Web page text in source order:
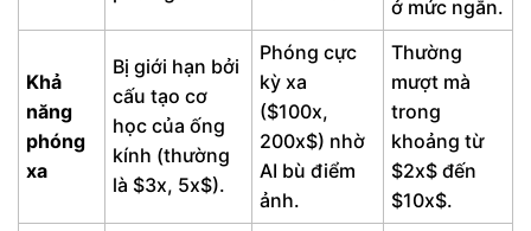
ở mức ngắn.
Khả
năng
phóng
xa
Bị giới hạn bởi
cấu tạo cơ
học của ống
kính (thường
là $3x, 5x$).
Phóng cực
kỳ xa
($100x,
200x$) nhờ
AI bù điểm
ảnh.
Thường
mượt mà
trong
khoảng từ
$2x$ đến
$10x$.